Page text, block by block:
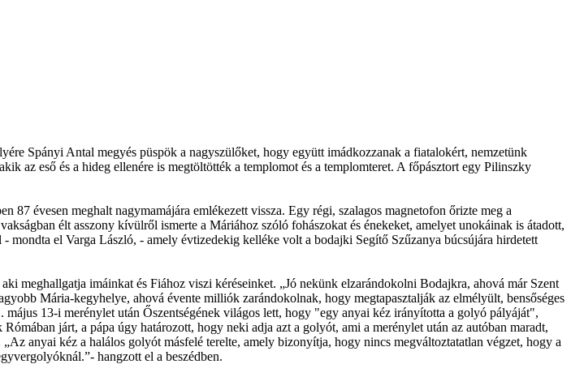
Spányi Antal megyés püspök a nagyszülőket, hogy együtt imádkozzanak a fiatalokért, nemzetünk
az eső és a hideg ellenére is megtöltötték a templomot és a templomteret. A főpásztort egy Pilinszky
87 évesen meghalt nagymamájára emlékezett vissza. Egy régi, szalagos magnetofon őrizte meg a
élt asszony kívülről ismerte a Máriához szóló fohászokat és énekeket, amelyet unokáinak is átadott,
el Varga László, - amely évtizedekig kelléke volt a bodajki Segítő Szűzanya búcsújára hirdetett
meghallgatja imáinkat és Fiához viszi kéréseinket. „Jó nekünk elzarándokolni Bodajkra, ahová már Szent
Mária-kegyhelye, ahová évente milliók zarándokolnak, hogy megtapasztalják az elmélyült, bensőséges
13-i merénylet után Őszentségének világos lett, hogy "egy anyai kéz irányította a golyó pályáját",
járt, a pápa úgy határozott, hogy neki adja azt a golyót, ami a merénylet után az autóban maradt,
anyai kéz a halálos golyót másfelé terelte, amely bizonyítja, hogy nincs megváltoztatatlan végzet, hogy a
hangzott el a beszédben.